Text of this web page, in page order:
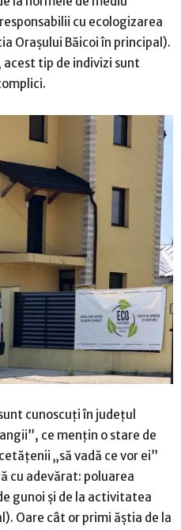
cu ecologizarea
Orașului Băicoi în principal).
tip de indivizi sunt
cunoscuți în județul
ce mențin o stare de
„să vadă ce vor ei”
cu adevărat: poluarea
gunoi și de la activitatea
Oare cât or primi ăștia de la